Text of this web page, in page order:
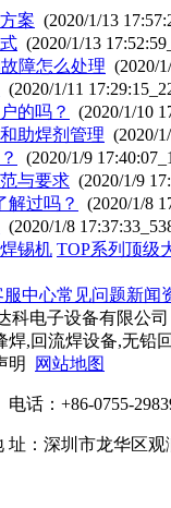
案 (2020/1/13
(2020/1/13
障怎么处理 (2020/
(2020/1/11
的吗？
(2020/1/10
助焊剂管理 (2020/
(2020/1/9
与要求 (2020/1/9
解过吗？
(2020/1/8
(2020/1/8
锡机 TOP系列顶级
服中心常见问题新闻
科电子设备有限公
焊,回流焊设备,无铅
明 网站地图
话：+86-0755-
址：深圳市龙华区